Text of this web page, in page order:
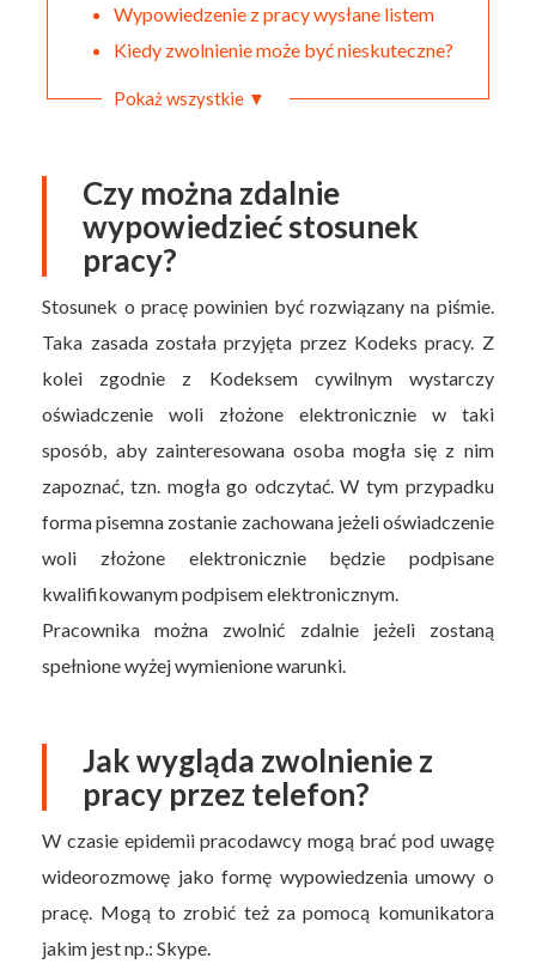
Wypowiedzenie z pracy wysłane listem
Kiedy zwolnienie może być nieskuteczne?
Pokaż wszystkie ▼
Czy można zdalnie
wypowiedzieć stosunek
pracy?
Stosunek o pracę powinien być rozwiązany na piśmie.
Taka zasada została przyjęta przez Kodeks pracy. Z
kolei zgodnie z Kodeksem cywilnym wystarczy
oświadczenie woli złożone elektronicznie w taki
sposób, aby zainteresowana osoba mogła się z nim
zapoznać, tzn. mogła go odczytać. W tym przypadku
forma pisemna zostanie zachowana jeżeli oświadczenie
woli złożone elektronicznie będzie podpisane
kwalifikowanym podpisem elektronicznym.
Pracownika można zwolnić zdalnie jeżeli zostaną
spełnione wyżej wymienione warunki.
Jak wygląda zwolnienie z
pracy przez telefon?
W czasie epidemii pracodawcy mogą brać pod uwagę
wideorozmowę jako formę wypowiedzenia umowy o
pracę. Mogą to zrobić też za pomocą komunikatora
jakim jest np.: Skype.